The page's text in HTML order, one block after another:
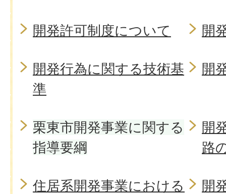
開発許可制度について 開
開発行為に関する技術基
準
開
栗東市開発事業に関する
指導要綱
開
路
住居系開発事業における
開